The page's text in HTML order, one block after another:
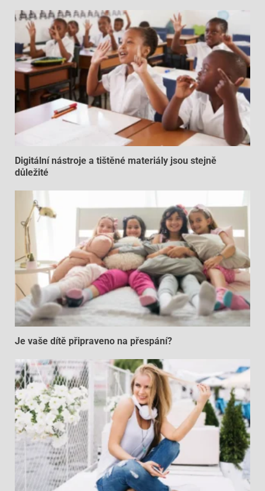
Digitální nástroje a tištěné materiály jsou stejně
důležité
Je vaše dítě připraveno na přespání?